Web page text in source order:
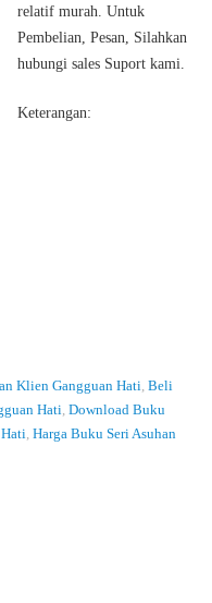
relatif murah. Untuk
Pembelian, Pesan, Silahkan
hubungi sales Suport kami.
Keterangan:
Klien Gangguan Hati, Beli
Hati, Download Buku
, Harga Buku Seri Asuhan